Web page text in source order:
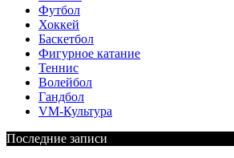
Футбол
Хоккей
Баскетбол
Фигурное катание
Теннис
Волейбол
Гандбол
VM-Культура
Последние записи